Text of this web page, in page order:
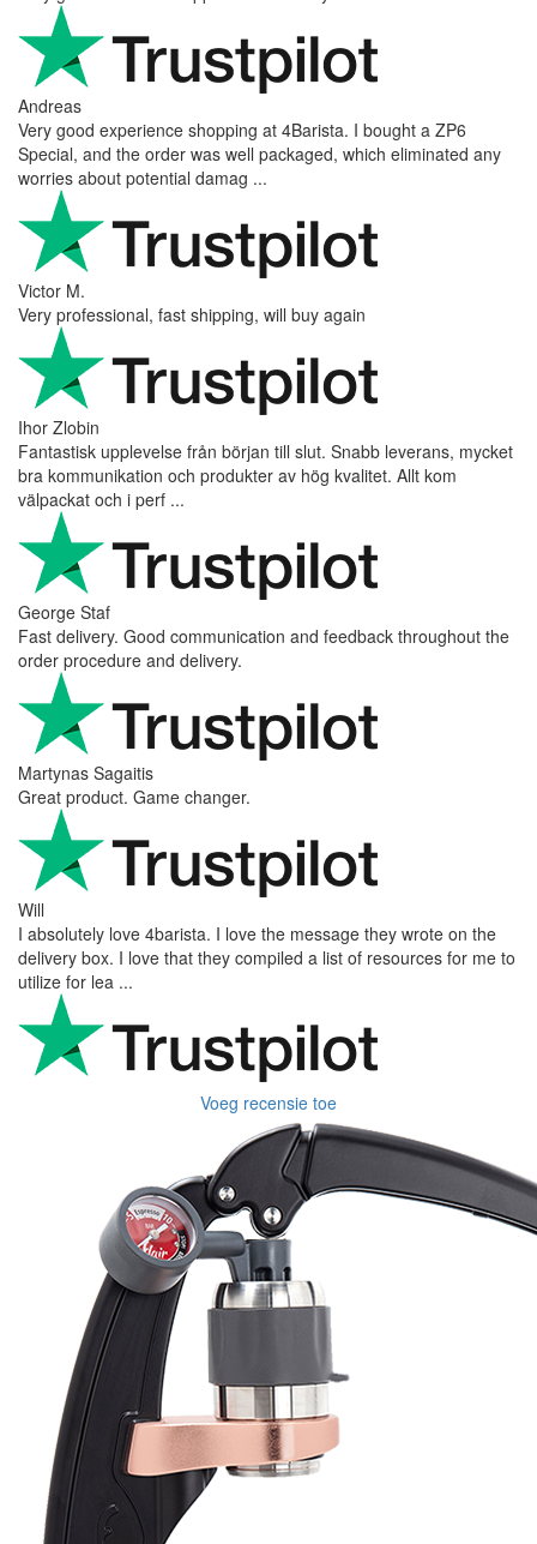
Andreas
Very good experience shopping at 4Barista. I bought a ZP6
Special, and the order was well packaged, which eliminated any
worries about potential damag ...
Victor M.
Very professional, fast shipping, will buy again
Ihor Zlobin
Fantastisk upplevelse från början till slut. Snabb leverans, mycket
bra kommunikation och produkter av hög kvalitet. Allt kom
välpackat och i perf ...
George Staf
Fast delivery. Good communication and feedback throughout the
order procedure and delivery.
Martynas Sagaitis
Great product. Game changer.
Will
I absolutely love 4barista. I love the message they wrote on the
delivery box. I love that they compiled a list of resources for me to
utilize for lea ...
Voeg recensie toe